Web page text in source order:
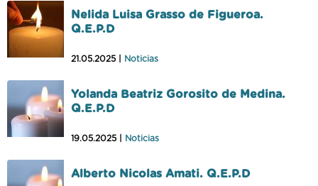
Nelida Luisa Grasso de Figueroa.
Q.E.P.D
21.05.2025 | Noticias
Yolanda Beatriz Gorosito de Medina.
Q.E.P.D
19.05.2025 | Noticias
Alberto Nicolas Amati. Q.E.P.D